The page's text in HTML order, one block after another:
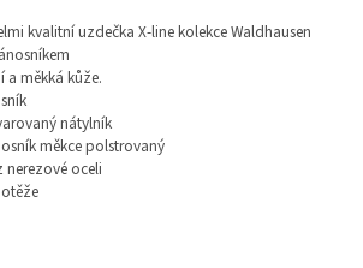
kvalitní uzdečka X-line kolekce Waldhausen
a měkká kůže.
nátylník
měkce polstrovaný
nerezové oceli